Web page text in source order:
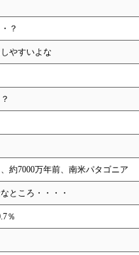
？
やすいよな
約7000万年前、南米パタゴニア
ところ・・・・
％